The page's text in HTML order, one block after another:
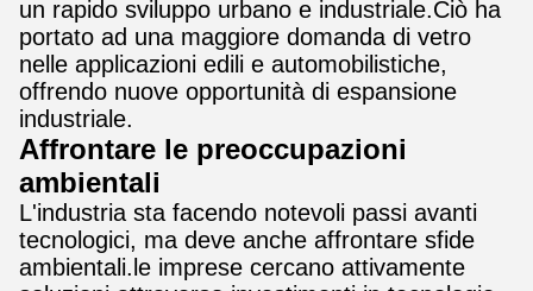
un rapido sviluppo urbano e industriale.Ciò ha
portato ad una maggiore domanda di vetro
nelle applicazioni edili e automobilistiche,
offrendo nuove opportunità di espansione
industriale.
Affrontare le preoccupazioni
ambientali
L'industria sta facendo notevoli passi avanti
tecnologici, ma deve anche affrontare sfide
ambientali.le imprese cercano attivamente